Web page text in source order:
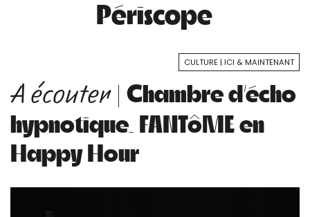
Périscope
CULTURE ICI & MAINTENANT
A écouter | Chambre d’écho
hypnotique. FANTôME en
Happy Hour